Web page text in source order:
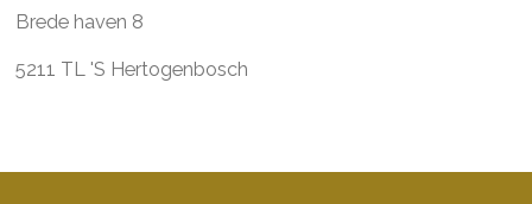
Brede haven 8
5211 TL 'S Hertogenbosch